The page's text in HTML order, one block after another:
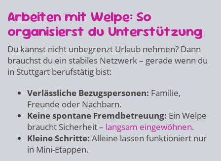
Arbeiten mit Welpe: So
organisierst du Unterstützung
Du kannst nicht unbegrenzt Urlaub nehmen? Dann
brauchst du ein stabiles Netzwerk – gerade wenn du
in Stuttgart berufstätig bist:
Verlässliche Bezugspersonen: Familie,
Freunde oder Nachbarn.
Keine spontane Fremdbetreuung: Ein Welpe
braucht Sicherheit – langsam eingewöhnen.
Kleine Schritte: Alleine lassen funktioniert nur
in Mini-Etappen.